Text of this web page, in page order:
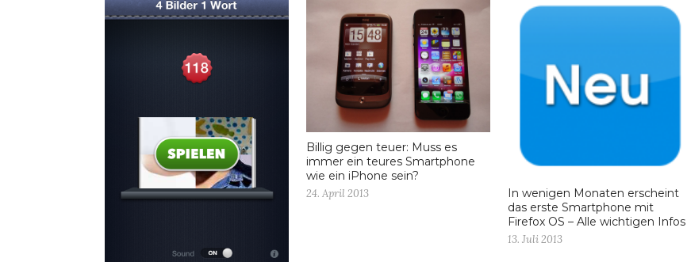
Billig gegen teuer: Muss es
immer ein teures Smartphone
wie ein iPhone sein?
24. April 2013
In wenigen Monaten erscheint
das erste Smartphone mit
Firefox OS – Alle wichtigen Infos
13. Juli 2013